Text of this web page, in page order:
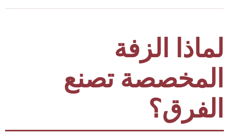
لماذا الزفة
المخصصة تصنع
الفرق؟